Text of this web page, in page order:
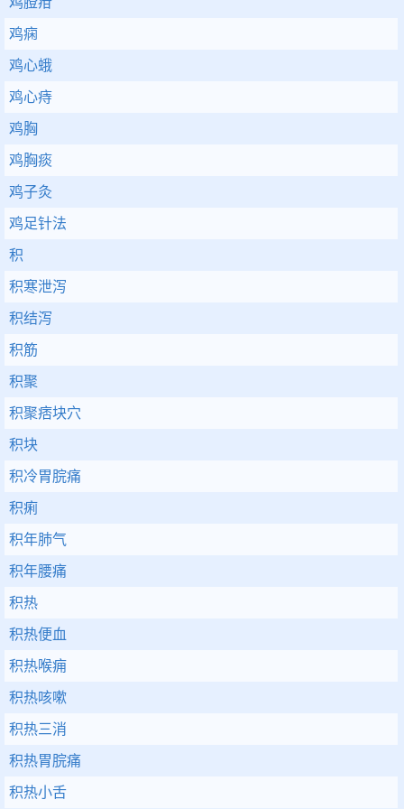
鸡痫
鸡心蛾
鸡心痔
鸡胸
鸡胸痰
鸡子灸
鸡足针法
积
积寒泄泻
积结泻
积筋
积聚
积聚痞块穴
积块
积冷胃脘痛
积痢
积年肺气
积年腰痛
积热
积热便血
积热喉痈
积热咳嗽
积热三消
积热胃脘痛
积热小舌